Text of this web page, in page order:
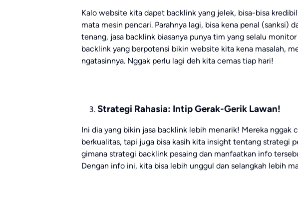
Kalo website kita dapet backlink yang jelek, bisa-bisa
mata mesin pencari. Parahnya lagi, bisa kena penal (sanksi)
tenang, jasa backlink biasanya punya tim yang selalu
backlink yang berpotensi bikin website kita kena masalah,
ngatasinnya. Nggak perlu lagi deh kita cemas tiap hari!
Strategi Rahasia: Intip Gerak-Gerik Lawan!
Ini dia yang bikin jasa backlink lebih menarik! Mereka nggak
berkualitas, tapi juga bisa kasih kita insight tentang strategi
gimana strategi backlink pesaing dan manfaatkan info
Dengan info ini, kita bisa lebih unggul dan selangkah lebih